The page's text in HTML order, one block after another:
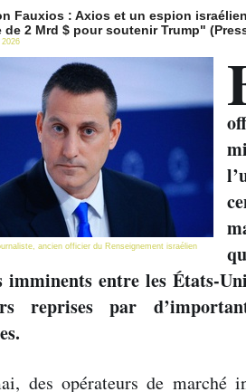
Fauxios : Axios et un espion
de 2 Mrd $ pour soutenir Trump"
ancien officier du Renseignement israélien
imminents entre les États-
reprises par
des opérateurs de marché